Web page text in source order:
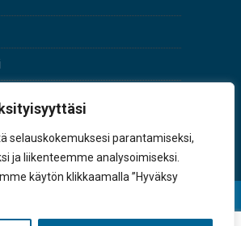
selauskokemuksesi parantamiseksi,
ja liikenteemme analysoimiseksi.
käytön klikkaamalla ”Hyväksy
8